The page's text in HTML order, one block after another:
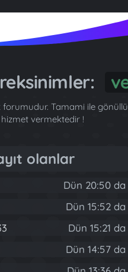
forumudur. Tamami ile
hizmet vermektedir !
olanlar
Dün 20:50 da
Dün 15:52 da
Dün 15:21 da
Dün 14:57 da